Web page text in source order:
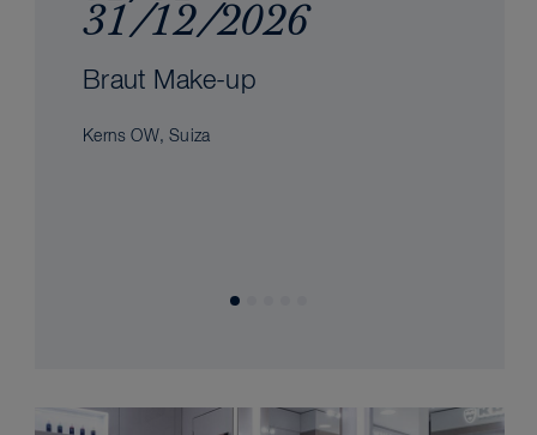
31/12/2026
Braut Make-up
Kerns OW, Suiza